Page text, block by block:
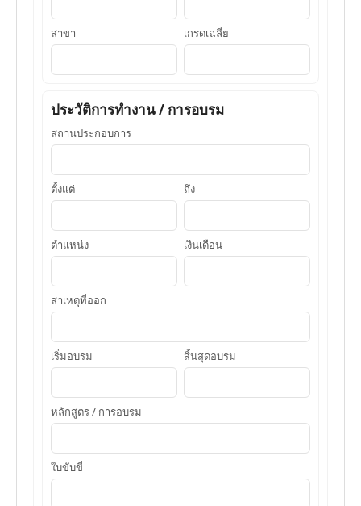
สาขา เกรดเฉลี่ย
ประวัติการทำงาน / การอบรม
สถานประกอบการ
ตั้งแต่ ถึง
ตำแหน่ง เงินเดือน
สาเหตุที่ออก
เริ่มอบรม สิ้นสุดอบรม
หลักสูตร / การอบรม
ใบขับขี่